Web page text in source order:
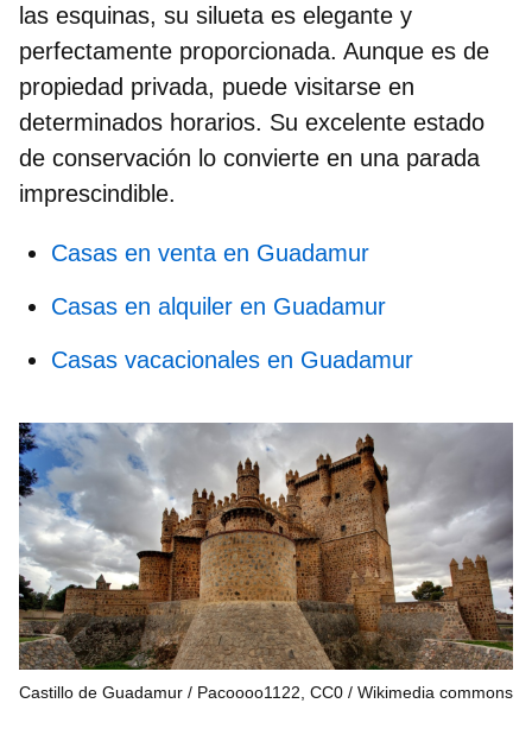
las esquinas, su silueta es elegante y
perfectamente proporcionada. Aunque es de
propiedad privada, puede visitarse en
determinados horarios. Su excelente estado
de conservación lo convierte en una parada
imprescindible.
Casas en venta en Guadamur
Casas en alquiler en Guadamur
Casas vacacionales en Guadamur
Castillo de Guadamur / Pacoooo1122, CC0 Wikimedia commons